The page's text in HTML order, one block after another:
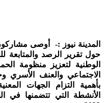
المدينة نيوز :- أوصى
حول تقرير الرصد والمتابعة
الوطنية لتعزيز منظومة
بأهمية التزام الجهات
الأنشطة التي تتضمنها في